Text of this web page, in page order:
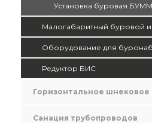
Установка буровая
Малогабаритный буровой
Оборудование для
Редуктор БИС
Горизонтальное шнековое
Санация трубопроводов